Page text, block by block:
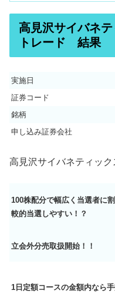
高見沢サイバネ
トレード 結果
実施日
証券コード
銘柄
申し込み証券会社
高見沢サイバネティック
100株配分で幅広く当選者に
較的当選しやすい！？
立会外分売取扱開始！！
1日定額コースの金額内なら